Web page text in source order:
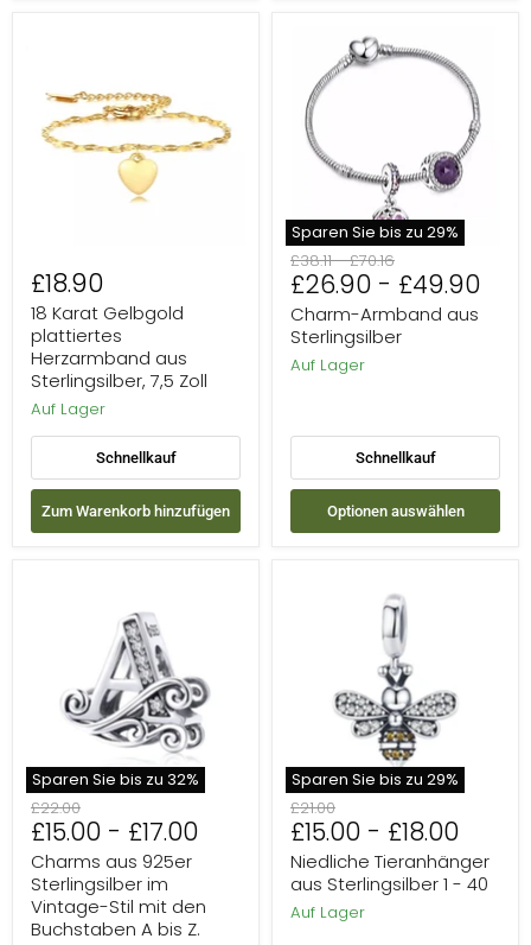
plattiertes
Herzarmband
aus
Sterlingsilber,
£18.90
18 Karat Gelbgold
plattiertes
Herzarmband aus
Sterlingsilber, 7,5 Zoll
Auf Lager
Schnellkauf
Zum Warenkorb hinzufügen
Sparen Sie bis zu 29%
Armband
Sterlingsilber
Ursprünglicher
Preis
£38.11-Ursprünglicher
Preis
£70.16
£26.90 - £49.90
Charm-Armband aus
Sterlingsilber
Auf Lager
Schnellkauf
Optionen auswählen
Sparen Sie bis zu 32%
Sterlingsilber
Buchstaben
A
bis
Z.
Ursprünglicher
Preis
£22.00
£15.00 - £17.00
Charms aus 925er
Sterlingsilber im
Vintage-Stil mit den
Buchstaben A bis Z.
Sparen Sie bis zu 29%
Tieranhänger
Sterlingsilber
Ursprünglicher
Preis
£21.00
£15.00 - £18.00
Niedliche Tieranhänger
aus Sterlingsilber 1 - 40
Auf Lager